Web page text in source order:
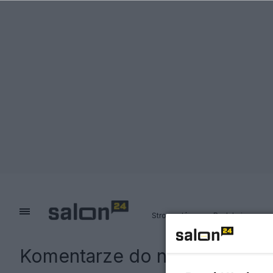
Strona główna Redakcja
Komentarze do notki: Kamil